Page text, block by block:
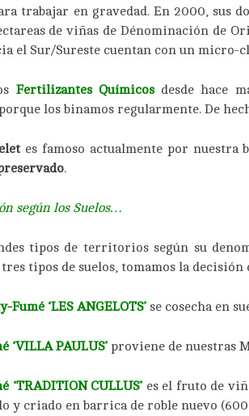
trabajar en gravedad. En 2000, sus
de viñas de Dénominación de
el Sur/Sureste cuentan con un micro-
Fertilizantes Químicos desde hace
los binamos regularmente. De
es famoso actualmente por nuestra
.
según los Suelos…
tipos de territorios según su
tipos de suelos, tomamos la decisión
Fumé ‘LES ANGELOTS’se cosecha en
‘VILLA PAULUS’proviene de nuestras
‘TRADITION CULLUS’es el fruto de
y criado en barrica de roble nuevo